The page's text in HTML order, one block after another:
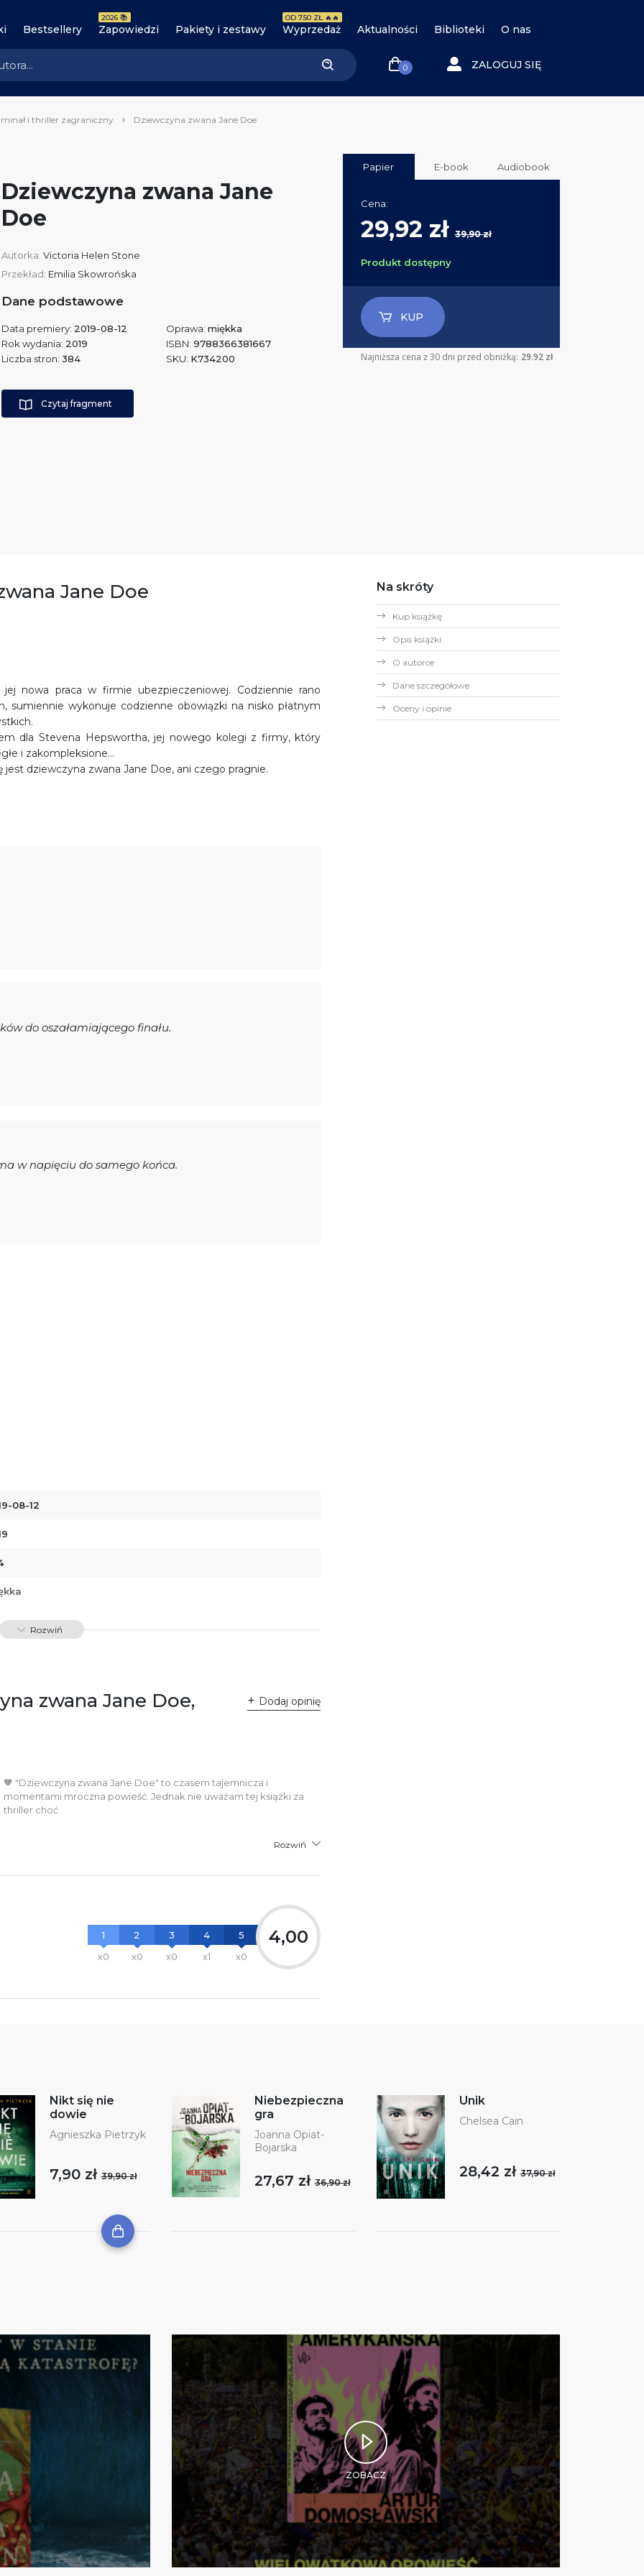
Bestsellery Zapowiedzi
2026 📚
Pakiety i zestawy Wyprzedaż
OD 7.50 ZŁ 🔥🔥
Aktualności Biblioteki O nas
0 ZALOGUJ SIĘ
i thriller zagraniczny Dziewczyna zwana Jane Doe
Dziewczyna zwana Jane
Doe
Autorka: Victoria Helen Stone
Przekład: Emilia Skowrońska
Dane podstawowe
Data premiery: 2019-08-12
Rok wydania: 2019
Liczba stron: 384
Oprawa: miękka
ISBN: 9788366381667
SKU: K734200
Czytaj fragment
Papier E-book Audiobook
Cena:
29,92 zł39,90 zł
Produkt dostępny
KUP
Najniższa cena z 30 dni przed obniżką: 29.92 zł
Jane Doe
nowa praca w firmie ubezpieczeniowej. Codziennie rano
sumiennie wykonuje codzienne obowiązki na nisko płatnym
dla Stevena Hepswortha, jej nowego kolegi z firmy, który
i zakompleksione…
dziewczyna zwana Jane Doe, ani czego pragnie.
do oszałamiającego finału.
w napięciu do samego końca.
08-12
Poznań
Rozwiń
zwana Jane Doe,
Dodaj opinię
🧡 "Dziewczyna zwana Jane Doe" to czasem tajemnicza i
momentami mroczna powieść. Jednak nie uważam tej książki za
thriller choć
Rozwiń
1
x0
2
x0
3
x0
4
x1
5
x0
4,00
Na skróty
Kup książkę
Opis książki
O autorce
Dane szczegółowe
Oceny i opinie
Nikt się nie
dowie
Agnieszka Pietrzyk
7,90 zł39,90 zł
Niebezpieczna
gra
Joanna Opiat-
Bojarska
27,67 zł36,90 zł
Unik
Chelsea Cain
28,42 zł37,90 zł
ZOBACZ